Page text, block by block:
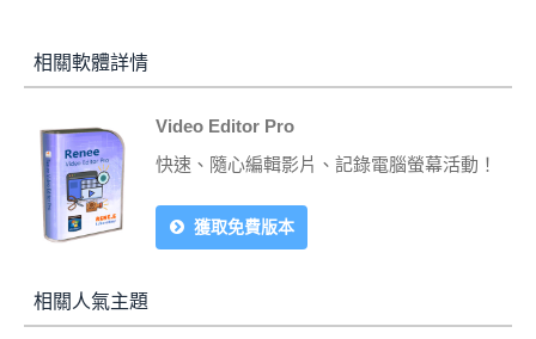
相關軟體詳情
Video Editor Pro
快速、隨心編輯影片、記錄電腦螢幕活動！
獲取免費版本
相關人氣主題